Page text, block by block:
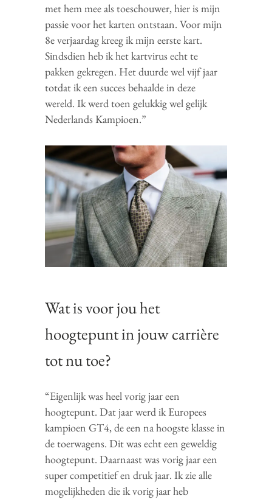
met hem mee als toeschouwer, hier is mijn
passie voor het karten ontstaan. Voor mijn
8e verjaardag kreeg ik mijn eerste kart.
Sindsdien heb ik het kartvirus echt te
pakken gekregen. Het duurde wel vijf jaar
totdat ik een succes behaalde in deze
wereld. Ik werd toen gelukkig wel gelijk
Nederlands Kampioen.”
Wat is voor jou het
hoogtepunt in jouw carrière
tot nu toe?
“Eigenlijk was heel vorig jaar een
hoogtepunt. Dat jaar werd ik Europees
kampioen GT4, de een na hoogste klasse in
de toerwagens. Dit was echt een geweldig
hoogtepunt. Daarnaast was vorig jaar een
super competitief en druk jaar. Ik zie alle
mogelijkheden die ik vorig jaar heb